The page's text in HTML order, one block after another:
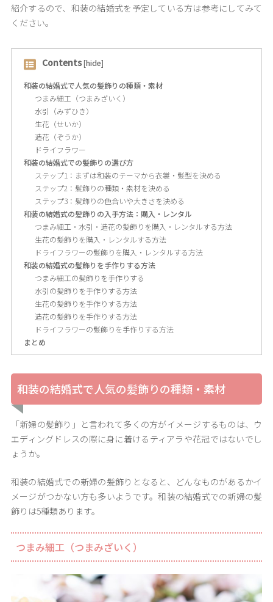
紹介するので、和装の結婚式を予定している方は参考にしてみて
ください。
Contents[hide]
和装の結婚式で人気の髪飾りの種類・素材
つまみ細工（つまみざいく）
水引（みずひき）
生花（せいか）
造花（ぞうか）
ドライフラワー
和装の結婚式での髪飾りの選び方
ステップ1：まずは和装のテーマから衣裳・髪型を決める
ステップ2：髪飾りの種類・素材を決める
ステップ3：髪飾りの色合いや大きさを決める
和装の結婚式の髪飾りの入手方法：購入・レンタル
つまみ細工・水引・造花の髪飾りを購入・レンタルする方法
生花の髪飾りを購入・レンタルする方法
ドライフラワーの髪飾りを購入・レンタルする方法
和装の結婚式の髪飾りを手作りする方法
つまみ細工の髪飾りを手作りする
水引の髪飾りを手作りする方法
生花の髪飾りを手作りする方法
造花の髪飾りを手作りする方法
ドライフラワーの髪飾りを手作りする方法
まとめ
和装の結婚式で人気の髪飾りの種類・素材
「新婦の髪飾り」と言われて多くの方がイメージするものは、ウ
エディングドレスの際に身に着けるティアラや花冠ではないでし
ょうか。
和装の結婚式での新婦の髪飾りとなると、どんなものがあるかイ
メージがつかない方も多いようです。和装の結婚式での新婦の髪
飾りは5種類あります。
つまみ細工（つまみざいく）